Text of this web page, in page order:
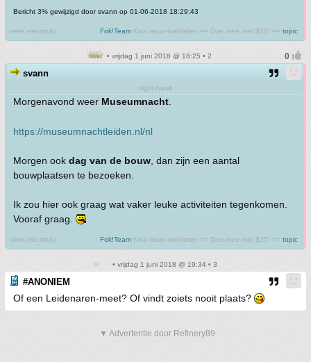
Bericht 3% gewijzigd door svann op 01-06-2018 18:29:43
seek electricity Fok!Team Kiva micro-kredieten == Doe mee met $25! == topic
• vrijdag 1 juni 2018 @ 18:25 • 2
svann
night-hawk
Morgenavond weer Museumnacht
https://museumnachtleiden.nl/nl
Morgen ook dag van de bouw , dan zijn een aantal
bouwplaatsen te bezoeken.
Ik zou hier ook graag wat vaker leuke activiteiten tegenkomen.
Vooraf graag.
seek electricity Fok!Team Kiva micro-kredieten == Doe mee met $25! == topic
• vrijdag 1 juni 2018 @ 19:34 • 3
#ANONIEM
Of een Leidenaren-meet? Of vindt zoiets nooit plaats?
▼ Advertentie door Refinery89